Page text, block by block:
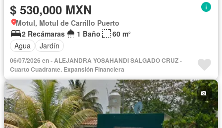
$ 530,000 MXN
Motul, Motul de Carrillo Puerto
2 Recámaras
1 Baño
60 m²
Agua
Jardín
06/07/2026 en - ALEJANDRA YOSAHANDI SALGADO CRUZ -
Cuarto Cuadrante. Expansión Financiera